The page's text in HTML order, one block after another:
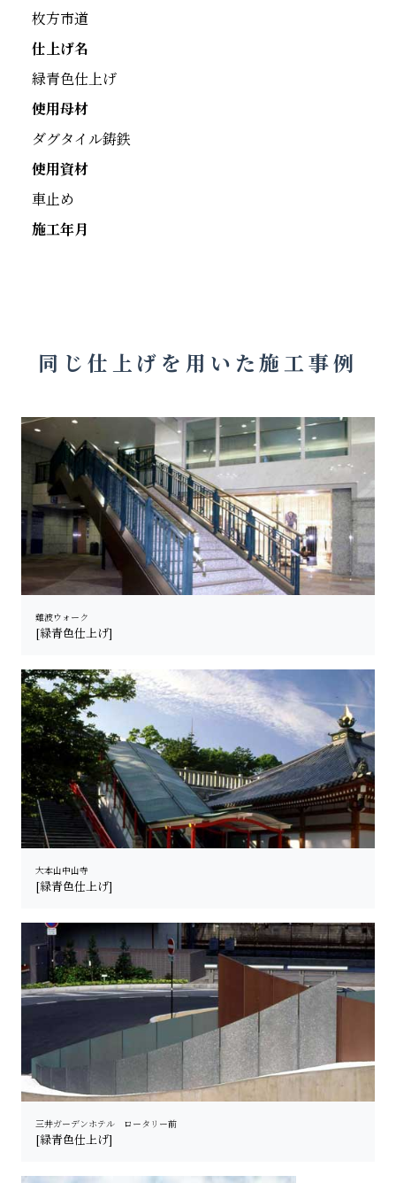
枚方市道
仕上げ名
緑青色仕上げ
使用母材
ダグタイル鋳鉄
使用資材
車止め
施工年月
同じ仕上げを用いた施工事例
難波ウォーク
[緑青色仕上げ]
大本山中山寺
[緑青色仕上げ]
三井ガーデンホテル ロータリー前
[緑青色仕上げ]